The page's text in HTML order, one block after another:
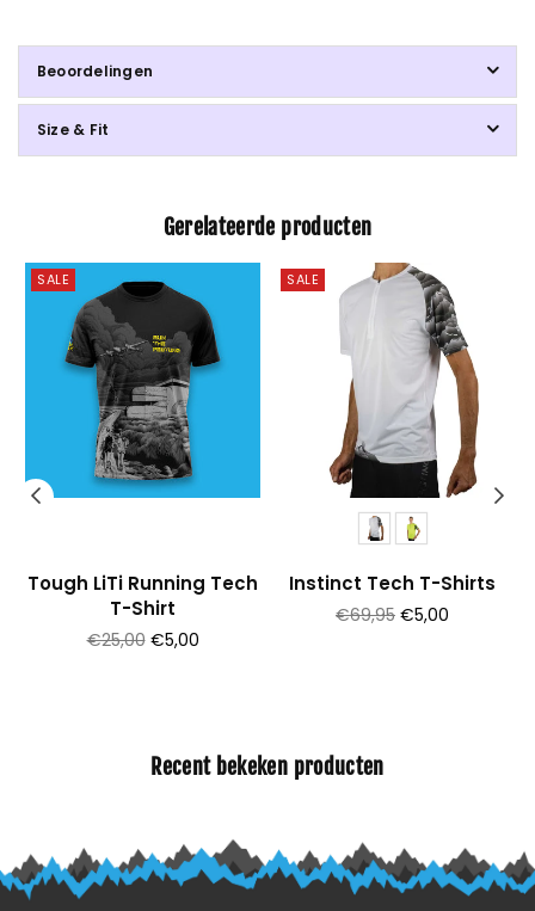
Beoordelingen
Size & Fit
Gerelateerde producten
SALE
Tough LiTi Running Tech
T-Shirt
Prijs
€25,00 €5,00
SALE
Instinct Tech T-Shirts
Prijs
€69,95 €5,00
Recent bekeken producten